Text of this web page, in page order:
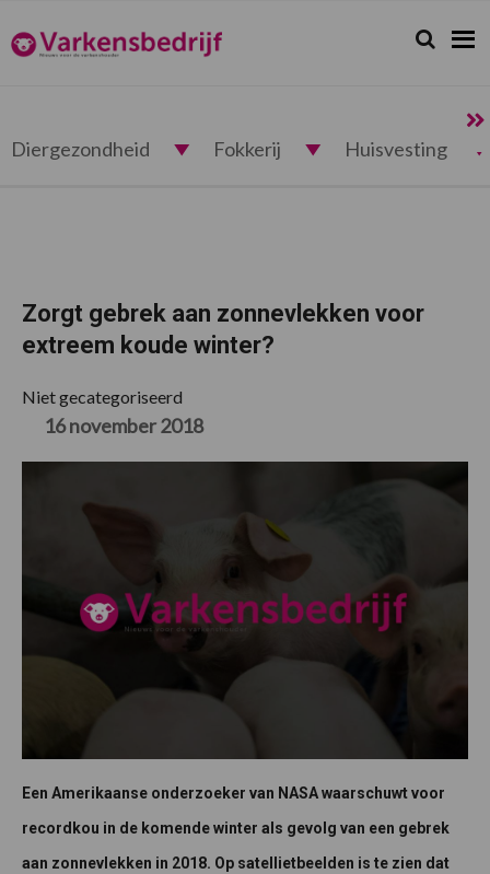
de
hoofdnavigatie
de
hoofd
de
eerste
de
voettekst
Varkensbedrijf.nl Zoeken...
Zoek
Diergezondheid Fokkerij Huisvesting
Zorgt gebrek aan zonnevlekken voor
extreem koude winter?
Niet gecategoriseerd
16 november 2018
Een Amerikaanse onderzoeker van NASA waarschuwt voor
recordkou in de komende winter als gevolg van een gebrek
aan zonnevlekken in 2018. Op satellietbeelden is te zien dat